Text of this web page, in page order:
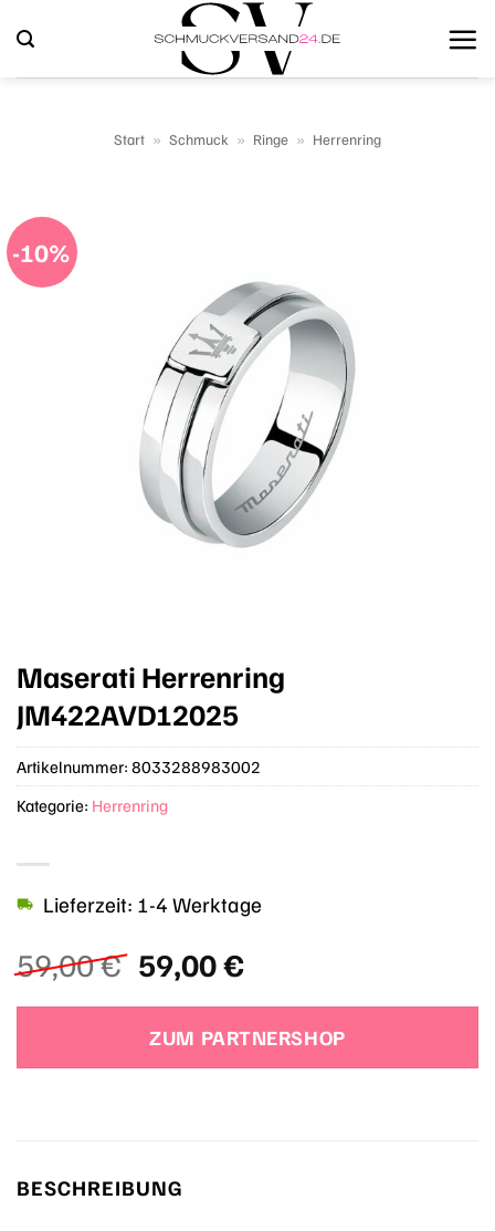
Inhalt
springen
Start » Schmuck » Ringe » Herrenring
-10%
Maserati Herrenring
JM422AVD12025
59,00€ Ursprünglicher
Preis
war:
59,00 €
59,00€Aktueller
ist:
59,00 €.
Lieferzeit: 1-4 Werktage
ZUM PARTNERSHOP
Artikelnummer: 8033288983002
Kategorie: Herrenring
BESCHREIBUNG